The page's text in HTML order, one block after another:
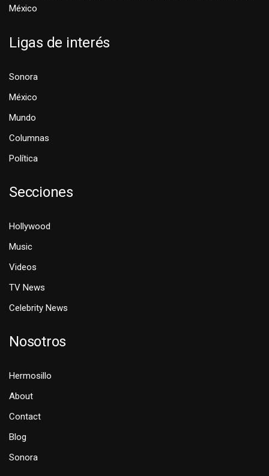
México
Ligas de interés
Sonora
México
Mundo
Columnas
Política
Secciones
Hollywood
Music
Videos
TV News
Celebrity News
Nosotros
Hermosillo
About
Contact
Blog
Sonora